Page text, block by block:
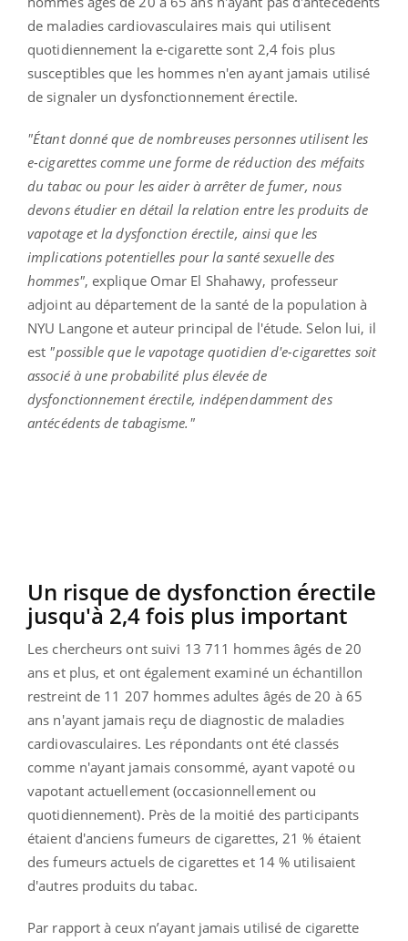
de maladies cardiovasculaires mais qui utilisent
quotidiennement la e-cigarette sont 2,4 fois plus
susceptibles que les hommes n'en ayant jamais utilisé
de signaler un dysfonctionnement érectile.
"Étant donné que de nombreuses personnes utilisent les
e-cigarettes comme une forme de réduction des méfaits
du tabac ou pour les aider à arrêter de fumer, nous
devons étudier en détail la relation entre les produits de
vapotage et la dysfonction érectile, ainsi que les
implications potentielles pour la santé sexuelle des
hommes", explique Omar El Shahawy, professeur
adjoint au département de la santé de la population à
NYU Langone et auteur principal de l'étude. Selon lui, il
est "possible que le vapotage quotidien d'e-cigarettes soit
associé à une probabilité plus élevée de
dysfonctionnement érectile, indépendamment des
antécédents de tabagisme."
Un risque de dysfonction érectile
jusqu'à 2,4 fois plus important
Les chercheurs ont suivi 13 711 hommes âgés de 20
ans et plus, et ont également examiné un échantillon
restreint de 11 207 hommes adultes âgés de 20 à 65
ans n'ayant jamais reçu de diagnostic de maladies
cardiovasculaires. Les répondants ont été classés
comme n'ayant jamais consommé, ayant vapoté ou
vapotant actuellement (occasionnellement ou
quotidiennement). Près de la moitié des participants
étaient d'anciens fumeurs de cigarettes, 21 % étaient
des fumeurs actuels de cigarettes et 14 % utilisaient
d'autres produits du tabac.
Par rapport à ceux n’ayant jamais utilisé de cigarette